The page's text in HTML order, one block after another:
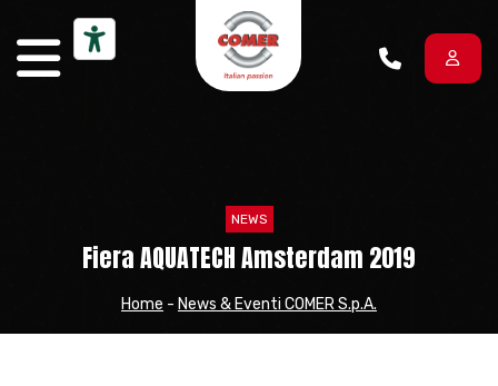
NEWS
Fiera AQUATECH Amsterdam 2019
Home - News & Eventi COMER S.p.A.